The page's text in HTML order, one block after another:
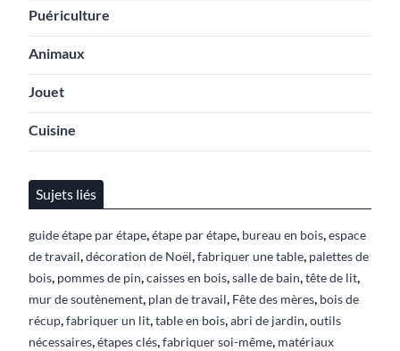
Puériculture
Animaux
Jouet
Cuisine
Sujets liés
guide étape par étape,étape par étape, bureau en bois,espace
de travail,décoration de Noël,fabriquer une table, palettes de
bois, pommes de pin,caisses en bois,salle de bain,tête de lit,
mur de soutènement, plan de travail, Fête des mères, bois de
récup,fabriquer un lit,table en bois,abri de jardin,outils
nécessaires,étapes clés,fabriquer soi-même, matériaux